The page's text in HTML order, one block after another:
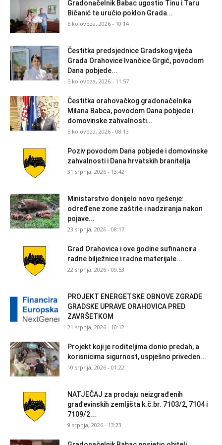
Gradonačelnik Babac ugostio Tinu i Taru
Bičanić te uručio poklon Grada...
6 kolovoza, 2026 - 10:14
Čestitka predsjednice Gradskog vijeća
Grada Orahovice Ivančice Grgić, povodom
Dana pobjede...
5 kolovoza, 2026 - 11:57
Čestitka orahovačkog gradonačelnika
Milana Babca, povodom Dana pobjede i
domovinske zahvalnosti...
5 kolovoza, 2026 - 08:13
Poziv povodom Dana pobjede i domovinske
zahvalnosti i Dana hrvatskih branitelja
31 srpnja, 2026 - 13:42
Ministarstvo donijelo novo rješenje:
određene zone zaštite i nadziranja nakon
pojave...
23 srpnja, 2026 - 08:17
Grad Orahovica i ove godine sufinancira
radne bilježnice i radne materijale...
22 srpnja, 2026 - 09:53
PROJEKT ENERGETSKE OBNOVE ZGRADE
GRADSKE UPRAVE ORAHOVICA PRED
ZAVRŠETKOM
21 srpnja, 2026 - 10:12
Projekt koji je roditeljima donio predah, a
korisnicima sigurnost, uspješno priveden...
10 srpnja, 2026 - 01:22
NATJEČAJ za prodaju neizgrađenih
građevinskih zemljišta k.č.br. 7103/2, 7104 i
7109/2...
9 srpnja, 2026 - 13:23